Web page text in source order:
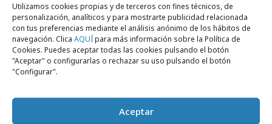
Utilizamos cookies propias y de terceros con fines técnicos, de
personalización, analíticos y para mostrarte publicidad relacionada
con tus preferencias mediante el análisis anónimo de los hábitos de
navegación. Clica AQUÍpara más información sobre la Política de
Cookies. Puedes aceptar todas las cookies pulsando el botón
"Aceptar" o configurarlas o rechazar su uso pulsando el botón
"Configurar".
Aceptar
empleaban en total a cerca de 300 ingenieros,
desarrolladores de software, científicos de
datos, expertos en aprendizaje automático e
inteligencia artificial. Solo en 2019, Amazon
creó 2.200 empleos, aumentando su fuerza
Amazon ofrece un paquete completo de